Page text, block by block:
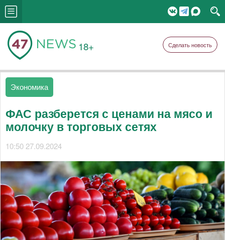
18+ Сделать новость
Экономика
ФАС разберется с ценами на мясо и
молочку в торговых сетях
10:50 27.09.2024